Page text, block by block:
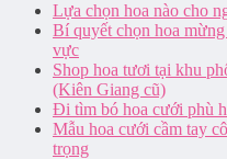
Lựa chọn hoa nào cho
Bí quyết chọn hoa
vực
Shop hoa tươi tại khu
(Kiên Giang cũ)
Đi tìm bó hoa cưới phù
Mẫu hoa cưới cầm tay
trọng